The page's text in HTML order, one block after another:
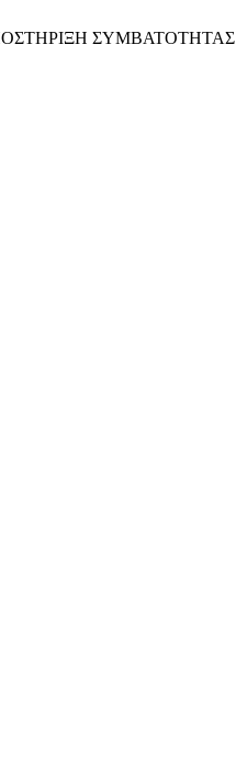
ΣΥΜΒΑΤΟΤΗΤΑΣ